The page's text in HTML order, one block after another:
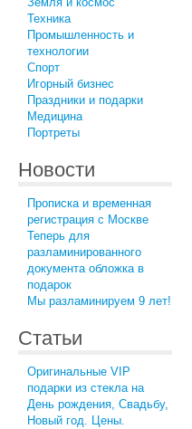
Техника
Промышленность и
технологии
Спорт
Игорный бизнес
Праздники и подарки
Медицина
Портреты
Новости
Прописка и временная
регистрация с Москве
Теперь для
разламинированного
документа обложка в
подарок
Мы разламинируем 9 лет!
Статьи
Оригинальные VIP
подарки из стекла на
День рождения, Свадьбу,
Новый год. Цены.